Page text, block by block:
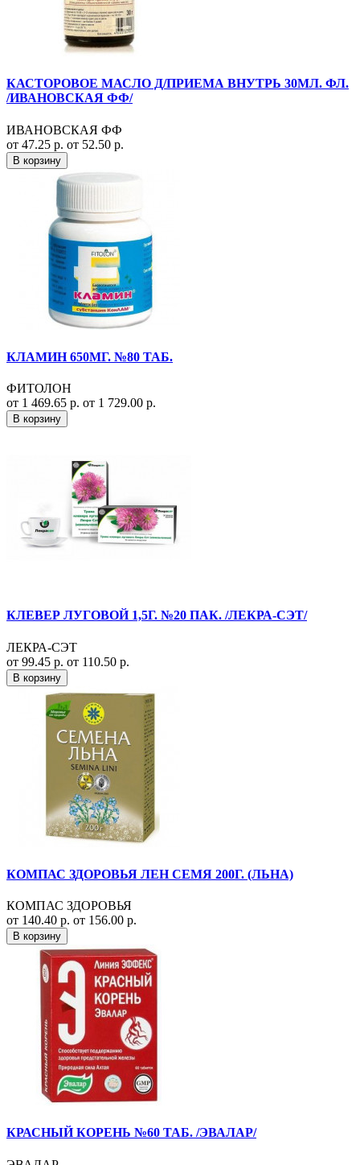
КАСТОРОВОЕ МАСЛО Д/ПРИЕМА ВНУТРЬ 30МЛ. ФЛ.
/ИВАНОВСКАЯ ФФ/
ИВАНОВСКАЯ ФФ
от 47.25 р. от 52.50 р.
В корзину
КЛАМИН 650МГ. №80 ТАБ.
ФИТОЛОН
от 1 469.65 р. от 1 729.00 р.
В корзину
КЛЕВЕР ЛУГОВОЙ 1,5Г. №20 ПАК. /ЛЕКРА-СЭТ/
ЛЕКРА-СЭТ
от 99.45 р. от 110.50 р.
В корзину
КОМПАС ЗДОРОВЬЯ ЛЕН СЕМЯ 200Г. (ЛЬНА)
КОМПАС ЗДОРОВЬЯ
от 140.40 р. от 156.00 р.
В корзину
КРАСНЫЙ КОРЕНЬ №60 ТАБ. /ЭВАЛАР/